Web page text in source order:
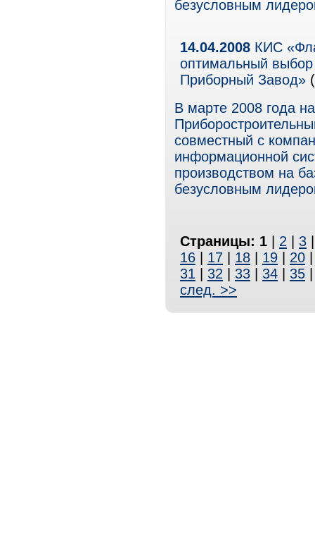
безусловным
14.04.2008 КИС
оптимальный
Приборный Завод»
В марте 2008 года
совместный с
информационной
производством на
безусловным
Страницы: 1 2 3
16
17 18 19 20
31
32 33 34 35
след. >>